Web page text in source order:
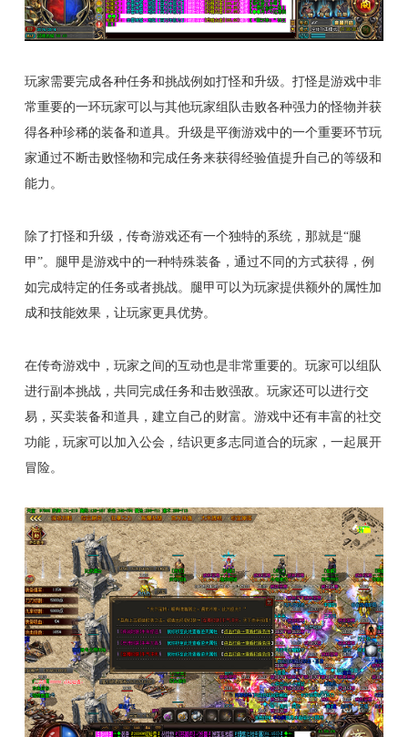
玩家需要完成各种任务和挑战例如打怪和升级。打怪是游戏中非
常重要的一环玩家可以与其他玩家组队击败各种强力的怪物并获
得各种珍稀的装备和道具。升级是平衡游戏中的一个重要环节玩
家通过不断击败怪物和完成任务来获得经验值提升自己的等级和
能力。
除了打怪和升级，传奇游戏还有一个独特的系统，那就是“腿
甲”。腿甲是游戏中的一种特殊装备，通过不同的方式获得，例
如完成特定的任务或者挑战。腿甲可以为玩家提供额外的属性加
成和技能效果，让玩家更具优势。
在传奇游戏中，玩家之间的互动也是非常重要的。玩家可以组队
进行副本挑战，共同完成任务和击败强敌。玩家还可以进行交
易，买卖装备和道具，建立自己的财富。游戏中还有丰富的社交
功能，玩家可以加入公会，结识更多志同道合的玩家，一起展开
冒险。